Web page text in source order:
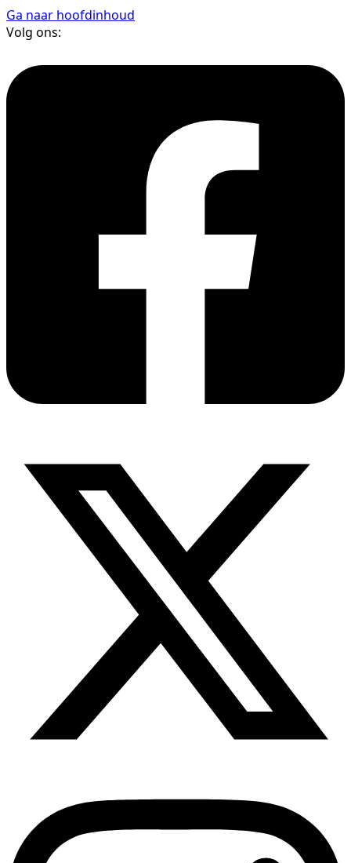
Ga naar hoofdinhoud
Volg ons: